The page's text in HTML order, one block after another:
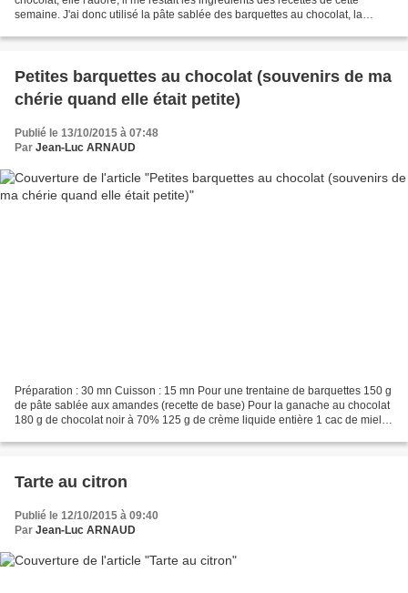
semaine. J'ai donc utilisé la pâte sablée des barquettes au chocolat, la
Petites barquettes au chocolat (souvenirs de ma
chérie quand elle était petite)
Publié le 13/10/2015 à 07:48
Par Jean-Luc ARNAUD
Préparation : 30 mn Cuisson : 15 mn Pour une trentaine de barquettes 150 g
de pâte sablée aux amandes (recette de base) Pour la ganache au chocolat
180 g de chocolat noir à 70% 125 g de crème liquide entière 1 cac de miel
Tarte au citron
Publié le 12/10/2015 à 09:40
Par Jean-Luc ARNAUD